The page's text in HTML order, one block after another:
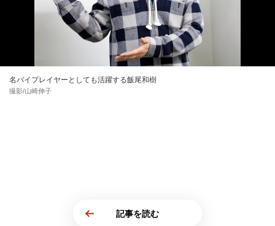
名バイプレイヤーとしても活躍する飯尾和樹
撮影/山崎伸子
記事を読む